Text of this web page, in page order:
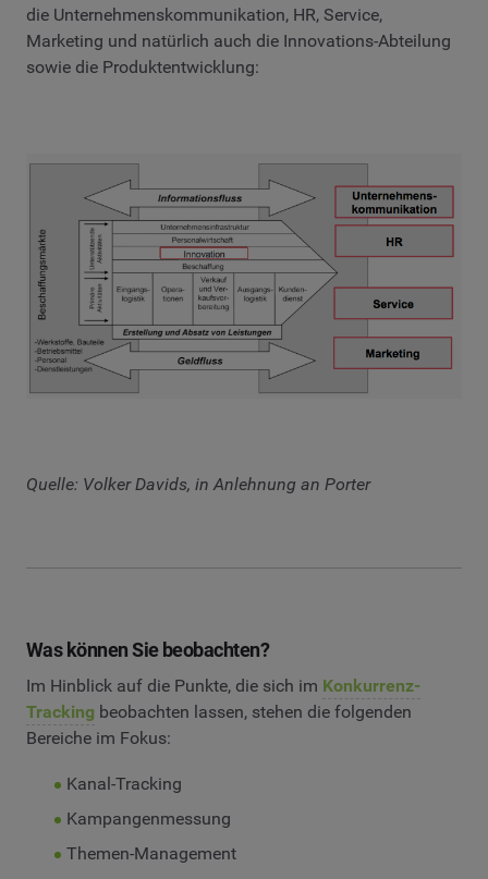
die Unternehmenskommunikation, HR, Service,
Marketing und natürlich auch die Innovations-Abteilung
sowie die Produktentwicklung:
Quelle: Volker Davids, in Anlehnung an Porter
Was können Sie beobachten?
Im Hinblick auf die Punkte, die sich im Konkurrenz-
Tracking beobachten lassen, stehen die folgenden
Bereiche im Fokus:
Kanal-Tracking
Kampangenmessung
Themen-Management